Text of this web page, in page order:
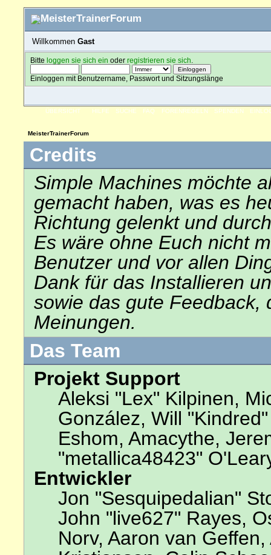
Willkommen Gast
Bitteloggen sie sich ein oderregistrieren sie sich
Einloggen mit Benutzername, Passwort und Sitzungslänge
ÜBERSICHT HILFE SUCHE FAQ FORENREGELN SPENDEN
MeisterTrainerForum
Credits
Simple Machines möchte
gemacht haben, was es
Richtung gelenkt und
Es wäre ohne Euch nicht
Benutzer und vor allen
Dank für das Installieren
sowie das gute Feedback,
Meinungen.
Das Team
Projekt Support
Aleksi "Lex" Kilpinen,
González, Will
Eshom, Amacythe,
"metallica48423"
Entwickler
Jon "Sesquipedalian"
John "live627" Rayes,
Norv, Aaron van